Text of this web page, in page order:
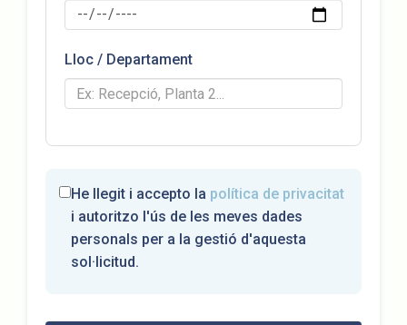
Lloc / Departament
He llegit i accepto la política de privacitat
i autoritzo l'ús de les meves dades
personals per a la gestió d'aquesta
sol·licitud.